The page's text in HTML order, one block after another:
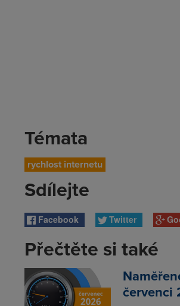
Témata
rychlost internetu
Sdílejte
Facebook Twitter
Přečtěte si také
červenci